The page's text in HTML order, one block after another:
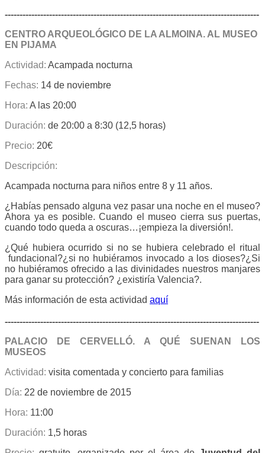
--------------------------------------------------------------------------------------
CENTRO ARQUEOLÓGICO DE LA ALMOINA. AL MUSEO
EN PIJAMA
Actividad: Acampada nocturna
Fechas: 14 de noviembre
Hora: A las 20:00
Duración: de 20:00 a 8:30 (12,5 horas)
Precio: 20€
Descripción:
Acampada nocturna para niños entre 8 y 11 años.
¿Habías pensado alguna vez pasar una noche en el museo?
Ahora ya es posible. Cuando el museo cierra sus puertas,
cuando todo queda a oscuras…¡empieza la diversión!.
¿Qué hubiera ocurrido si no se hubiera celebrado el ritual
fundacional?¿si no hubiéramos invocado a los dioses?¿Si
no hubiéramos ofrecido a las divinidades nuestros manjares
para ganar su protección? ¿existiría Valencia?.
Más información de esta actividad aquí
--------------------------------------------------------------------------------------
PALACIO DE CERVELLÓ. A QUÉ SUENAN LOS
MUSEOS
Actividad: visita comentada y concierto para familias
Día: 22 de noviembre de 2015
Hora: 11:00
Duración: 1,5 horas